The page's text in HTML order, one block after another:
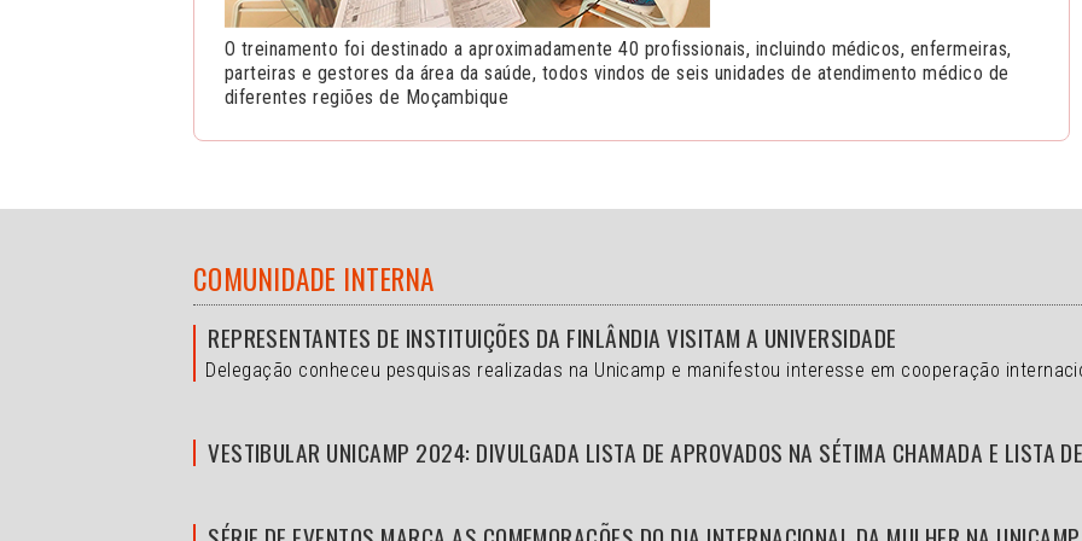
O treinamento foi destinado a aproximadamente 40 profissionais, incluindo médicos, enfermeiras,
parteiras e gestores da área da saúde, todos vindos de seis unidades de atendimento médico de
diferentes regiões de Moçambique
COMUNIDADE INTERNA
REPRESENTANTES DE INSTITUIÇÕES DA FINLÂNDIA VISITAM A UNIVERSIDADE
Delegação conheceu pesquisas realizadas na Unicamp e manifestou interesse em cooperação
VESTIBULAR UNICAMP 2024: DIVULGADA LISTA DE APROVADOS NA SÉTIMA CHAMADA E LISTA